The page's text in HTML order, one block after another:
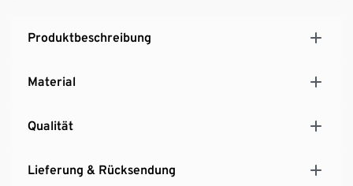
Produktbeschreibung
Material
Qualität
Lieferung & Rücksendung